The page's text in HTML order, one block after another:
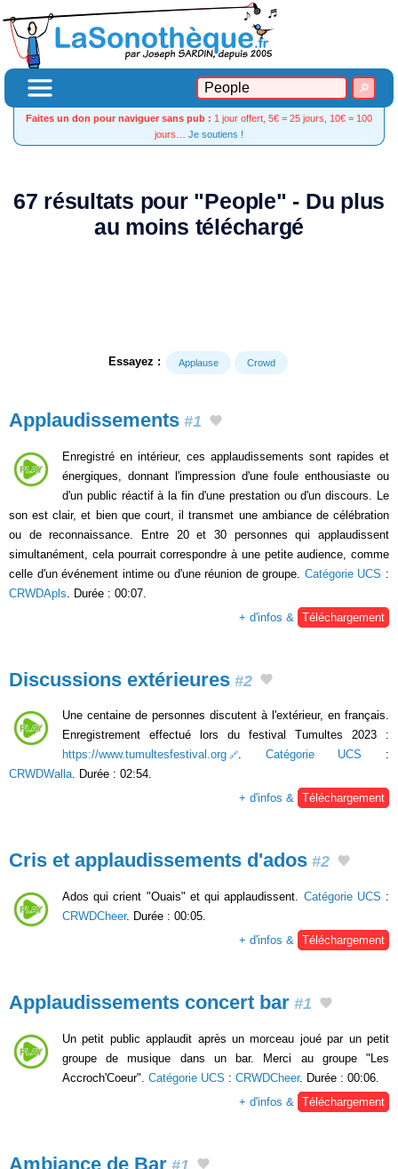
Faites un don pour naviguer sans pub : 1 jour offert, 5€ = 25 jours, 10€ = 100
jours… Je soutiens !
67 résultats pour "People" - Du plus
au moins téléchargé
Essayez : Applause Crowd
Applaudissements #1
Enregistré en intérieur, ces applaudissements sont rapides et
énergiques, donnant l'impression d'une foule enthousiaste ou
d'un public réactif à la fin d'une prestation ou d'un discours. Le
son est clair, et bien que court, il transmet une ambiance de célébration
ou de reconnaissance. Entre 20 et 30 personnes qui applaudissent
simultanément, cela pourrait correspondre à une petite audience, comme
celle d'un événement intime ou d'une réunion de groupe. Catégorie UCS :
CRWDApls . Durée : 00:07.
+ d'infos &
Téléchargement
Discussions extérieures #2
Une centaine de personnes discutent à l'extérieur, en français.
Enregistrement effectué lors du festival Tumultes 2023 :
https://www.tumultesfestival.org
. Catégorie UCS :
CRWDWalla. Durée : 02:54.
+ d'infos & Téléchargement
Cris et applaudissements d'ados #2
Ados qui crient "Ouais" et qui applaudissent. Catégorie UCS :
CRWDCheer. Durée : 00:05.
+ d'infos &
Téléchargement
Applaudissements concert bar #1
Un petit public applaudit après un morceau joué par un petit
groupe de musique dans un bar. Merci au groupe "Les
Accroch'Coeur". Catégorie UCS : CRWDCheer. Durée : 00:06.
+ d'infos &
Téléchargement
Ambiance de Bar #1